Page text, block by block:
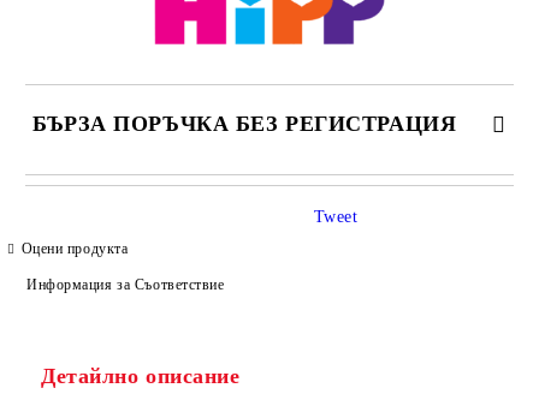
БЪРЗА ПОРЪЧКА БЕЗ РЕГИСТРАЦИЯ
САМО ПОПЪЛНЕТЕ 4 ПОЛЕТА
Оцени продукта
Информация за Съответствие
Tweet
Детайлно описание